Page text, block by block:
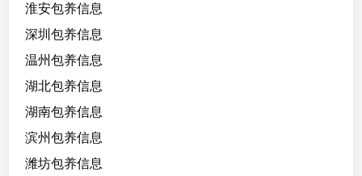
淮安包养信息
深圳包养信息
温州包养信息
湖北包养信息
湖南包养信息
滨州包养信息
潍坊包养信息